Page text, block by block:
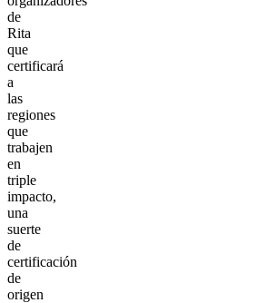
de
Rita
que
certificará
a
las
regiones
que
trabajen
en
triple
impacto,
una
suerte
de
certificación
de
origen